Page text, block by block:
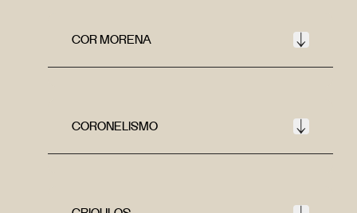
COR MORENA
CORONELISMO